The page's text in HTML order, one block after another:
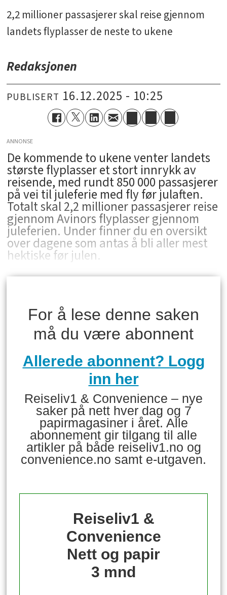
2,2 millioner passasjerer skal reise gjennom
landets flyplasser de neste to ukene
Redaksjonen
PUBLISERT 16.12.2025 - 10:25
ANNONSE
De kommende to ukene venter landets
største flyplasser et stort innrykk av
reisende, med rundt 850 000 passasjerer
på vei til juleferie med fly før julaften.
Totalt skal 2,2 millioner passasjerer reise
gjennom Avinors flyplasser gjennom
juleferien. Under finner du en oversikt
over dagene som antas å bli aller mest
hektiske før julen.
For å lese denne saken
må du være abonnent
Allerede abonnent? Logg
inn her
Reiseliv1 & Convenience – nye
saker på nett hver dag og 7
papirmagasiner i året. Alle
abonnement gir tilgang til alle
artikler på både reiseliv1.no og
convenience.no samt e-utgaven.
Reiseliv1 &
Convenience
Nett og papir
3 mnd